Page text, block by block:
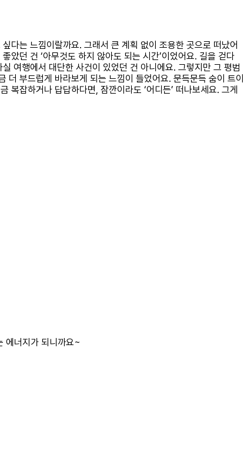
다는 느낌이랄까요. 그래서 큰 계획 없이 조용한 곳으로 떠났어
던 건 ‘아무것도 하지 않아도 되는 시간’이었어요. 길을 걷다
여행에서 대단한 사건이 있었던 건 아니에요. 그렇지만 그 평범
더 부드럽게 바라보게 되는 느낌이 들었어요. 문득문득 숨이 트이
잡하거나 답답하다면, 잠깐이라도 ‘어디든’ 떠나보세요. 그게
에너지가 되니까요~